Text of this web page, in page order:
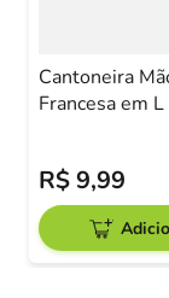
Cantoneira
Francesa em
R$9,99